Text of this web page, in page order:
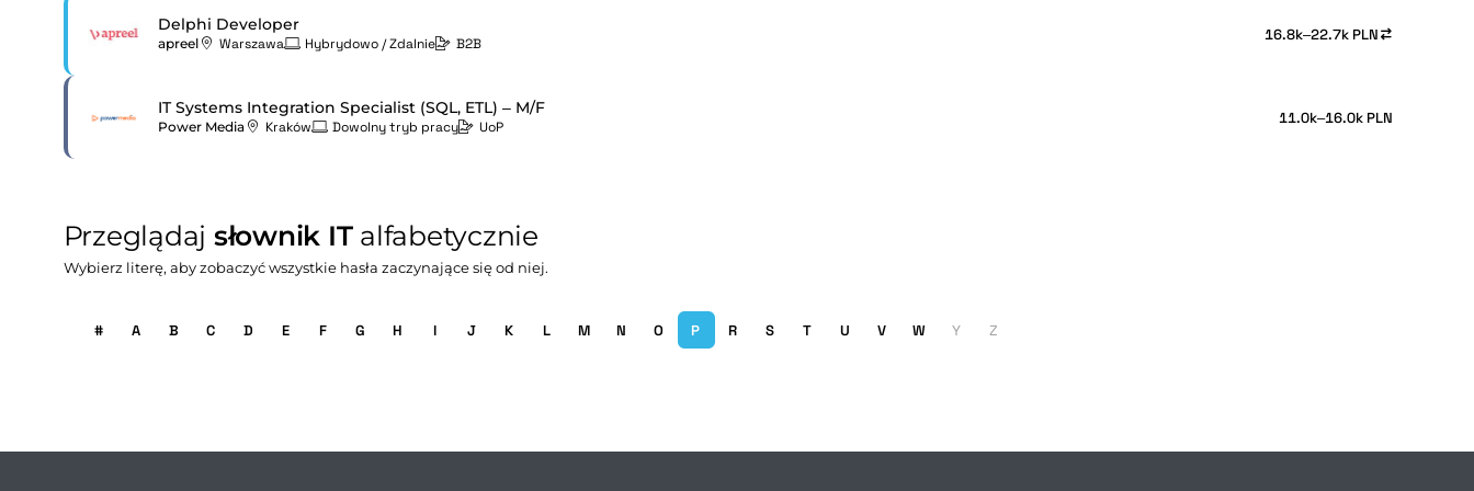
Delphi Developer
apreel Warszawa Hybrydowo / Zdalnie B2B
16.8k–22.7k PLN
IT Systems Integration Specialist (SQL, ETL) – M/F
Power Media Kraków Dowolny tryb pracy UoP
11.0k–16.0k PLN
Przeglądaj słownik ITalfabetycznie
Wybierz literę, aby zobaczyć wszystkie hasła zaczynające się od niej.
# A B C D E F G H I J K L M N O P R S T U V W Y Z